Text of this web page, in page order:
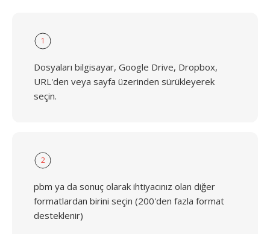
1
Dosyaları bilgisayar, Google Drive, Dropbox,
URL'den veya sayfa üzerinden sürükleyerek
seçin.
2
pbm ya da sonuç olarak ihtiyacınız olan diğer
formatlardan birini seçin (200'den fazla format
desteklenir)